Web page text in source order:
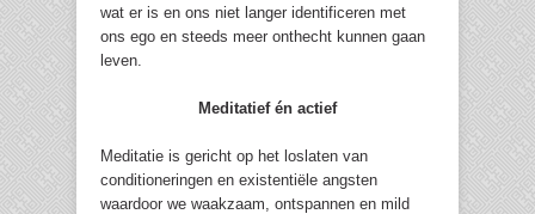
wat er is en ons niet langer identificeren met
ons ego en steeds meer onthecht kunnen gaan
leven.
Meditatief én actief
Meditatie is gericht op het loslaten van
conditioneringen en existentiële angsten
waardoor we waakzaam, ontspannen en mild